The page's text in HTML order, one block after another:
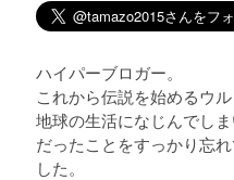
ハイパーブロガー。
これから伝説を始めるウル
地球の生活になじんでし
だったことをすっかり忘
した。